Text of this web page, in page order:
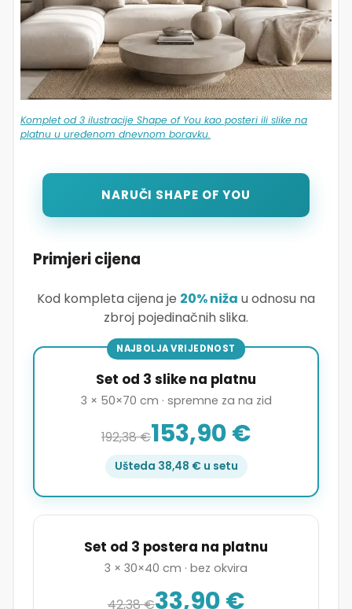
Komplet od 3 ilustracije Shape of You kao posteri ili slike na
platnu u uređenom dnevnom boravku.
NARUČI SHAPE OF YOU
Primjeri cijena
Kod kompleta cijena je 20% niža u odnosu na
zbroj pojedinačnih slika.
NAJBOLJA VRIJEDNOST
Set od 3 slike na platnu
3 × 50×70 cm · spremne za na zid
192,38 €153,90 €
Ušteda 38,48 € u setu
Set od 3 postera na platnu
3 × 30×40 cm · bez okvira
42,38 €33,90 €